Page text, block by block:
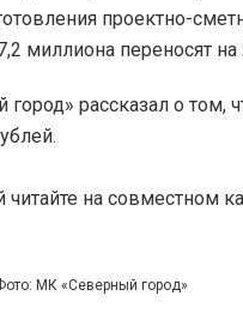
проектно-
миллиона переносят на
рассказал о том,
на совместном
МК «Северный город»